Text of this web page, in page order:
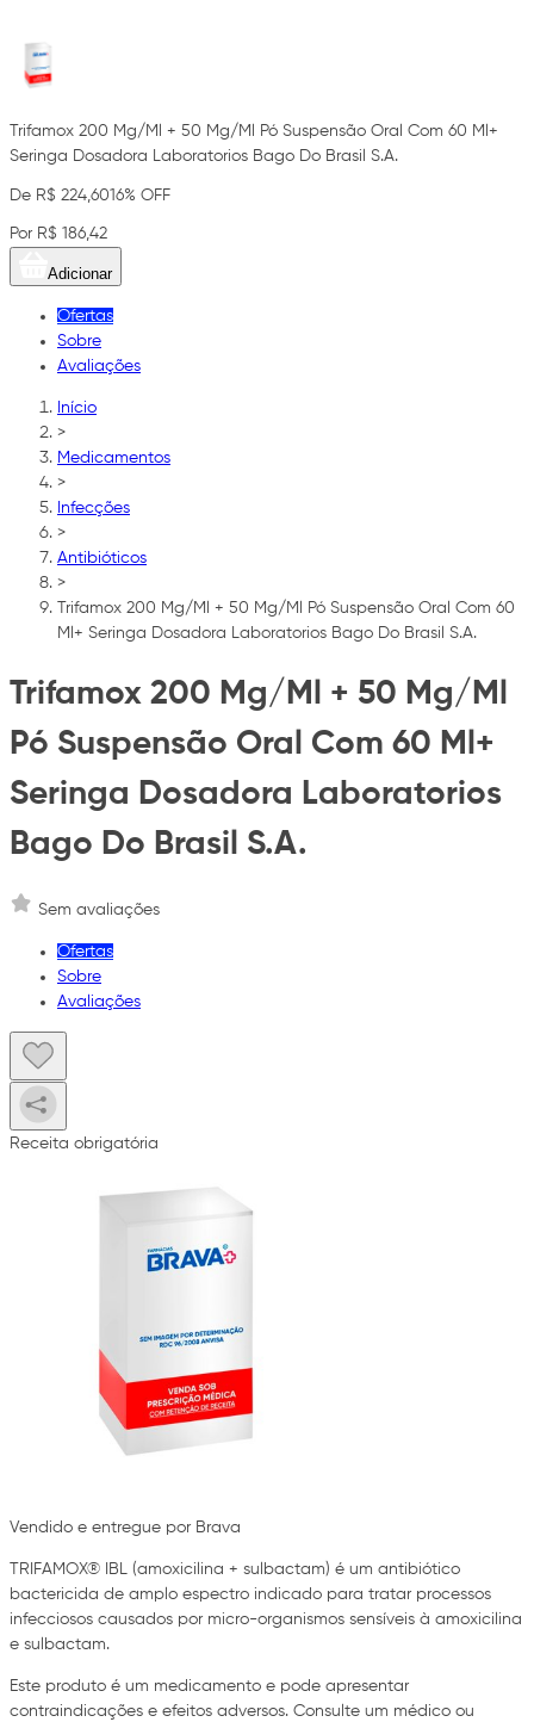
Trifamox 200 Mg/Ml + 50 Mg/Ml Pó Suspensão Oral Com 60 Ml+
Seringa Dosadora Laboratorios Bago Do Brasil S.A.
De R$ 224,6016% OFF
Por R$ 186,42
Adicionar
Ofertas
Sobre
Avaliações
Início
>
Medicamentos
>
Infecções
>
Antibióticos
>
Trifamox 200 Mg/Ml + 50 Mg/Ml Pó Suspensão Oral Com 60
Ml+ Seringa Dosadora Laboratorios Bago Do Brasil S.A.
Trifamox 200 Mg/Ml + 50 Mg/Ml
Pó Suspensão Oral Com 60 Ml+
Seringa Dosadora Laboratorios
Bago Do Brasil S.A.
Sem avaliações
Ofertas
Sobre
Avaliações
Receita obrigatória
Vendido e entregue por Brava
TRIFAMOX® IBL (amoxicilina + sulbactam) é um antibiótico
bactericida de amplo espectro indicado para tratar processos
infecciosos causados por micro-organismos sensíveis à amoxicilina
e sulbactam.
Este produto é um medicamento e pode apresentar
contraindicações e efeitos adversos. Consulte um médico ou